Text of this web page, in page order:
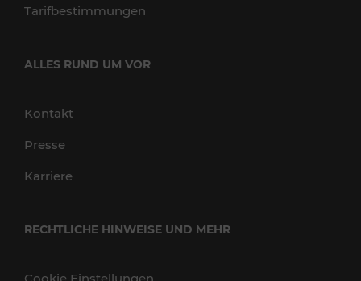
Tarifbestimmungen
ALLES RUND UM VOR
Kontakt
Presse
Karriere
RECHTLICHE HINWEISE UND MEHR